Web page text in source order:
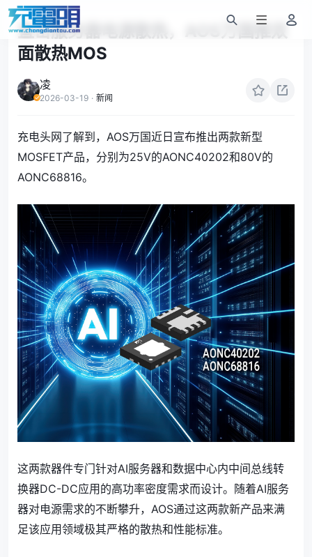
直击服务器电源散热，AOS万国推双
面散热MOS
凌
2026-03-19 · 新闻
充电头网了解到，AOS万国近日宣布推出两款新型
MOSFET产品，分别为25V的AONC40202和80V的
AONC68816。
这两款器件专门针对AI服务器和数据中心内中间总线转
换器DC-DC应用的高功率密度需求而设计。随着AI服务
器对电源需求的不断攀升，AOS通过这两款新产品来满
足该应用领域极其严格的散热和性能标准。